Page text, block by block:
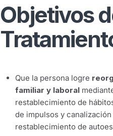
Objetivos
Que la persona logre
familiar y laboral
restablecimiento de
de impulsos y
restablecimiento de